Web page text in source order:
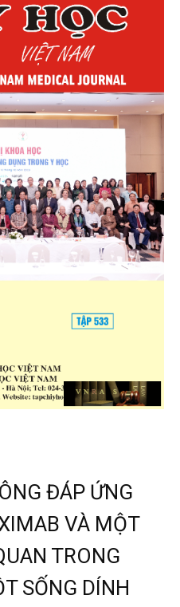
ĐÁP ỨNG
VÀ MỘT
TRONG
SỐNG DÍNH